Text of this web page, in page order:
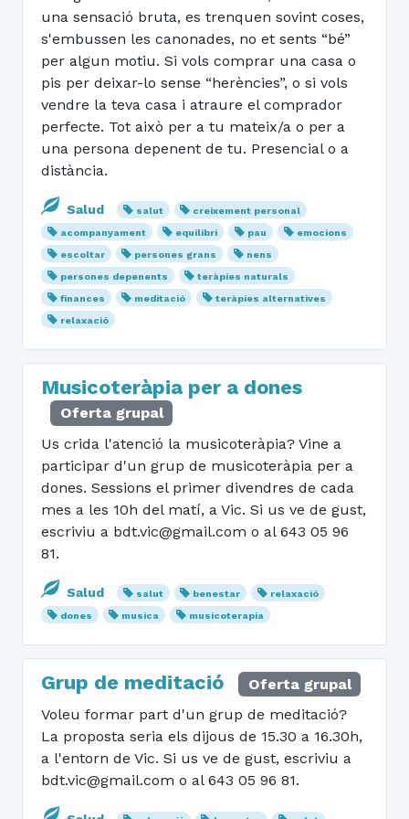
una sensació bruta, es trenquen sovint coses,
s'embussen les canonades, no et sents “bé”
per algun motiu. Si vols comprar una casa o
pis per deixar-lo sense “herències”, o si vols
vendre la teva casa i atraure el comprador
perfecte. Tot això per a tu mateix/a o per a
una persona depenent de tu. Presencial o a
distància.
Salud salut
creixement personal
acompanyament
equilibri pau
emocions
escoltar
persones grans
nens
persones depenents
teràpies naturals
finances
meditació
teràpies alternatives
relaxació
Musicoteràpia per a dones
Oferta grupal
Us crida l'atenció la musicoteràpia? Vine a
participar d'un grup de musicoteràpia per a
dones. Sessions el primer divendres de cada
mes a les 10h del matí, a Vic. Si us ve de gust,
escriviu a bdt.vic@gmail.com o al 643 05 96
81.
Salud salut benestar
relaxació
dones
musica musicoterapia
Grup de meditació
Oferta grupal
Voleu formar part d'un grup de meditació?
La proposta seria els dijous de 15.30 a 16.30h,
a l'entorn de Vic. Si us ve de gust, escriviu a
bdt.vic@gmail.com o al 643 05 96 81.